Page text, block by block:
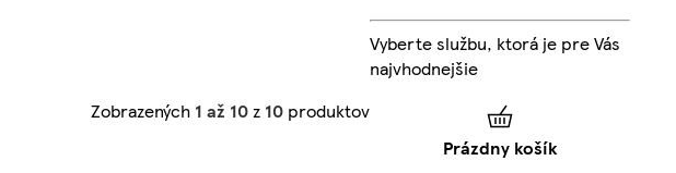
Zobrazených 1 až 10z 10 produktov
Vyberte službu, ktorá je pre Vás
najvhodnejšie
Prázdny košík